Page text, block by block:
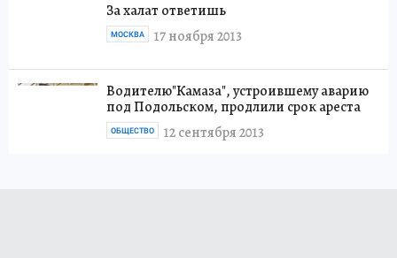
За халат ответишь
17 ноября 2013
МОСКВА
Водителю"Камаза", устроившему аварию
под Подольском, продлили срок ареста
12 сентября 2013
ОБЩЕСТВО